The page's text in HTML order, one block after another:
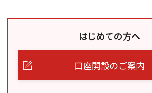
はじめての方へ
口座開設のご案内